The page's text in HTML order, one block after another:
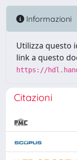
Informazioni
Utilizza questo
link a questo
https://
Citazioni